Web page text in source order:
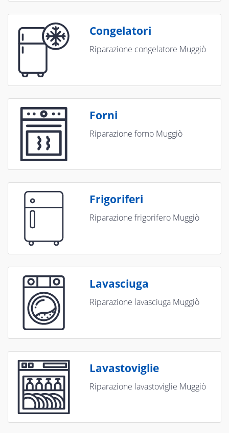
Congelatori
Riparazione congelatore Muggiò
Forni
Riparazione forno Muggiò
Frigoriferi
Riparazione frigorifero Muggiò
Lavasciuga
Riparazione lavasciuga Muggiò
Lavastoviglie
Riparazione lavastoviglie Muggiò